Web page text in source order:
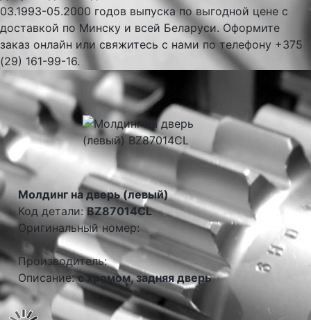
03.1993-05.2000 годов выпуска по выгодной цене с
доставкой по Минску и всей Беларуси. Оформите
заказ онлайн или свяжитесь с нами по телефону +375
(29) 161-99-16.
Молдинг на дверь (левый)
Код детали:BZ87014CL
Оригинальный номер:
Производитель:
Описание:с хромом, задняя дверь